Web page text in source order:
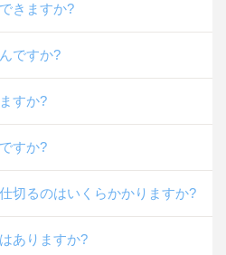
きますか?
ですか?
すか?
すか?
切るのはいくらかかりますか?
ありますか?